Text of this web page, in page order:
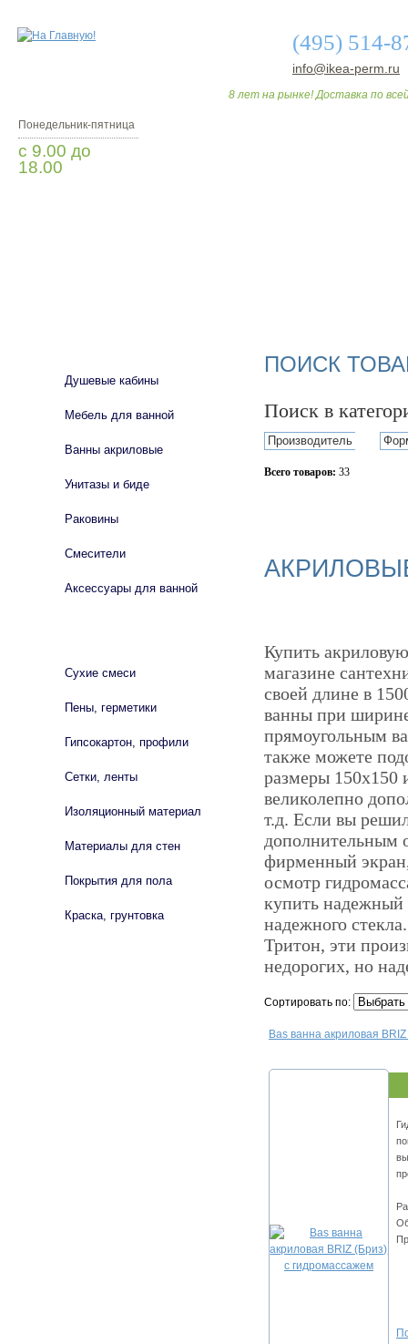
(495) 514-
info@ikea-perm.ru
8 лет на рынке! Доставка по
Понедельник-пятница
с 9.00 до
18.00
ПОИСК
Поиск в
Производитель
Всего товаров: 33
Купить
магазине
своей длине в
ванны при
прямоугольным
также можете
размеры 150х150
великолепно
т.д. Если вы
дополнительным
фирменный
осмотр
купить надежный
надежного
Тритон, эти
недорогих, но
Сортировать по:
Bas ванна акриловая
Душевые кабины
Мебель для ванной
Ванны акриловые
Унитазы и биде
Раковины
Смесители
Аксессуары для ванной
Сухие смеси
Пены, герметики
Гипсокартон, профили
Сетки, ленты
Изоляционный материал
Материалы для стен
Покрытия для пола
Краска, грунтовка